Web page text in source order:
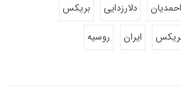
دلارزدایی
بریکس
ایران روسیه